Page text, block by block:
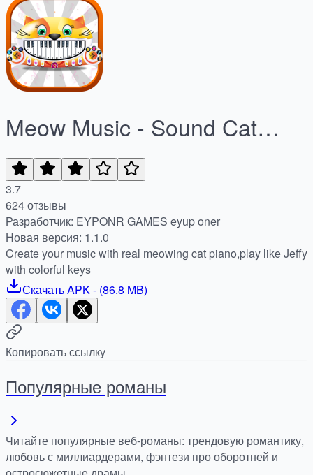
Meow Music - Sound Cat
Piano
3.7
624 отзывы
Разработчик: EYPONR GAMES eyup oner
Новая версия: 1.1.0
Create your music with real meowing cat piano,play like Jeffy
with colorful keys
СкачатьAPK- (86.8 MB)
Копировать ссылку
Популярные романы
Читайте популярные веб-романы: трендовую романтику,
любовь с миллиардерами, фэнтези про оборотней и